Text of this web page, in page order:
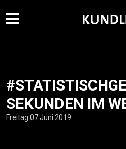
SEKUNDEN IM
Freitag 07 Juni 2019